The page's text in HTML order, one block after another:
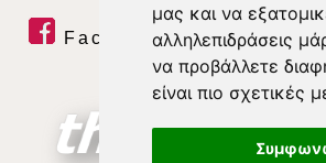
μας και να
αλληλεπιδράσεις
να προβάλλετε
είναι πιο σχετικές
Facebook| Twitter |
RSS Feed